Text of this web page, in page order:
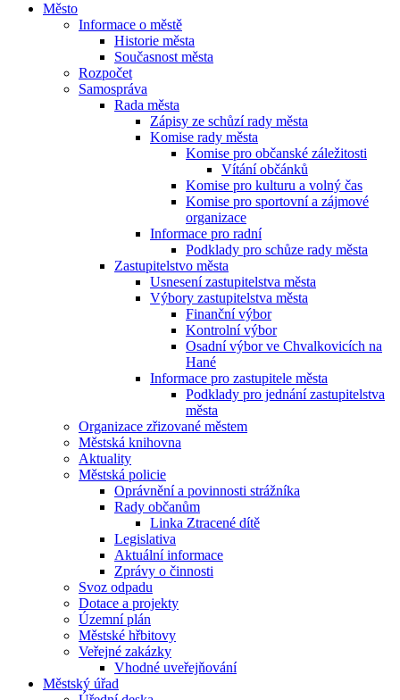
Město
Informace o městě
Historie města
Současnost města
Rozpočet
Samospráva
Rada města
Zápisy ze schůzí rady města
Komise rady města
Komise pro občanské záležitosti
Vítání občánků
Komise pro kulturu a volný čas
Komise pro sportovní a zájmové
organizace
Informace pro radní
Podklady pro schůze rady města
Zastupitelstvo města
Usnesení zastupitelstva města
Výbory zastupitelstva města
Finanční výbor
Kontrolní výbor
Osadní výbor ve Chvalkovicích na
Hané
Informace pro zastupitele města
Podklady pro jednání zastupitelstva
města
Organizace zřizované městem
Městská knihovna
Aktuality
Městská policie
Oprávnění a povinnosti strážníka
Rady občanům
Linka Ztracené dítě
Legislativa
Aktuální informace
Zprávy o činnosti
Svoz odpadu
Dotace a projekty
Územní plán
Městské hřbitovy
Veřejné zakázky
Vhodné uveřejňování
Městský úřad